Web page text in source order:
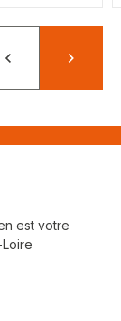
PrécédentSuivant
est votre